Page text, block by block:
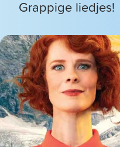
Grappige liedjes!